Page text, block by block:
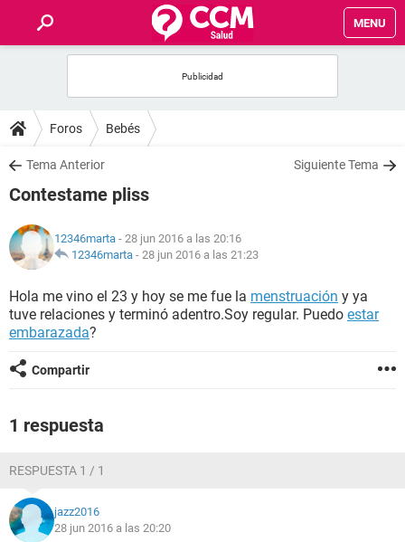
MENU
FOROS
SALUD
NUTRICIÓN
BIENESTAR
Foros Bebés
Tema Anterior Siguiente Tema
Contestame pliss
12346marta - 28 jun 2016 a las 20:16
12346marta - 28 jun 2016 a las 21:23
Hola me vino el 23 y hoy se me fue la menstruación y ya
tuve relaciones y terminó adentro.Soy regular. Puedo estar
embarazada?
Compartir
1 respuesta
RESPUESTA 1 / 1
jazz2016
28 jun 2016 a las 20:20